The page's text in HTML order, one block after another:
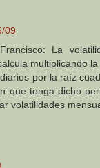
09
La
multiplicando
por la raíz
que tenga dicho
volatilidades